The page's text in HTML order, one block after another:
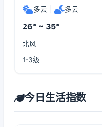
多云 多云
26° ~ 35°
北风
1-3级
今日生活指数